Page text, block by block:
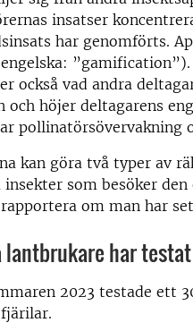
insatser
har genomförts.
också vad andra
och höjer deltagarens
pollinatörsövervakning
kan göra två typer av
insekter som besöker
om man har
lantbrukare har
2023 testade ett